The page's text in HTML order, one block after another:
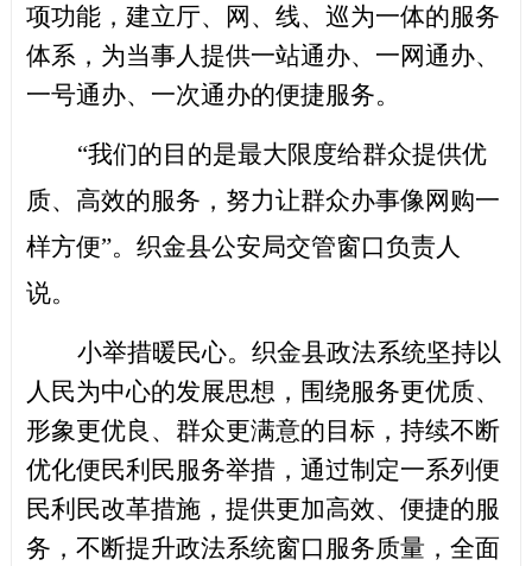
项功能，建立厅、网、线、巡为一体的服务
体系，为当事人提供一站通办、一网通办、
一号通办、一次通办的便捷服务。
“我们的目的是最大限度给群众提供优
质、高效的服务，努力让群众办事像网购一
样方便”。织金县公安局交管窗口负责人
说。
小举措暖民心。织金县政法系统坚持以
人民为中心的发展思想，围绕服务更优质、
形象更优良、群众更满意的目标，持续不断
优化便民利民服务举措，通过制定一系列便
民利民改革措施，提供更加高效、便捷的服
务，不断提升政法系统窗口服务质量，全面